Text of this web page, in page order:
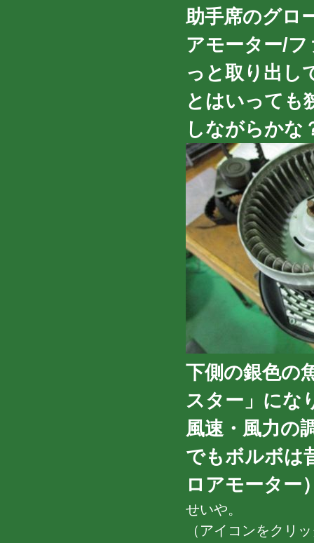
助手席のグロ
アモーター/
っと取り出し
とはいっても
しながらかな
下側の銀色の
スター」にな
風速・風力の
でもボルボは
ロアモーター
せいや。
（アイコンをクリ